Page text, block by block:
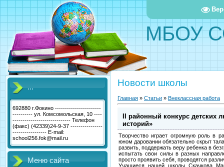
МБОУ
...
692880 г.Фокино -----------------------
---------- ул. Комсомольская, 10 ----
----------------------------- Телефон
(факс) (42339)24-9-37 ----------------
----------------- E-mail:
school256.fok@mail.ru
Меню сайта
Новости школы
Главная » Статьи » Внеклассная работа
II районный конкурс детских
историй»
Творчество играет огромную роль в
юном даровании обязательно скрыт
развить, поддержать веру ребенка в
испытать свои силы в разных
просто проявить себя, проводятся
Учащиеся нашей школы Скачкова